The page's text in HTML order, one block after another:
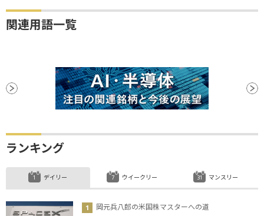
関連用語一覧
ランキング
デイリー
岡元兵八郎の米国株マスターへの道
ウイークリー マンスリー